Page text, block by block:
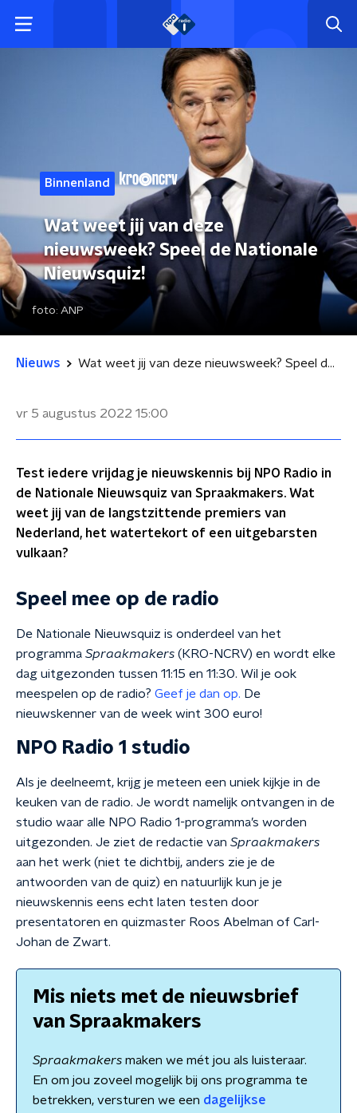
Binnenland
Wat weet jij van deze
nieuwsweek? Speel de Nationale
Nieuwsquiz!
foto: ANP
Nieuws Wat weet jij van deze nieuwsweek? Speel de Nationale Nieuwsquiz!
vr 5 augustus 2022 15:00
Test iedere vrijdag je nieuwskennis bij NPO Radio in
de Nationale Nieuwsquiz van Spraakmakers. Wat
weet jij van de langstzittende premiers van
Nederland, het watertekort of een uitgebarsten
vulkaan?
Speel mee op de radio
De Nationale Nieuwsquiz is onderdeel van het
programma Spraakmakers (KRO-NCRV) en wordt elke
dag uitgezonden tussen 11:15 en 11:30. Wil je ook
meespelen op de radio? Geef je dan op. De
nieuwskenner van de week wint 300 euro!
NPO Radio 1 studio
Als je deelneemt, krijg je meteen een uniek kijkje in de
keuken van de radio. Je wordt namelijk ontvangen in de
studio waar alle NPO Radio 1-programma’s worden
uitgezonden. Je ziet de redactie van Spraakmakers
aan het werk (niet te dichtbij, anders zie je de
antwoorden van de quiz) en natuurlijk kun je je
nieuwskennis eens echt laten testen door
presentatoren en quizmaster Roos Abelman of Carl-
Johan de Zwart.
Mis niets met de nieuwsbrief
van Spraakmakers
Spraakmakers maken we mét jou als luisteraar.
En om jou zoveel mogelijk bij ons programma te
betrekken, versturen we een dagelijkse